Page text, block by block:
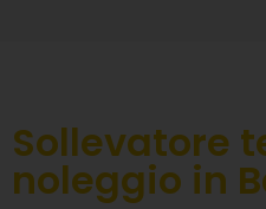
Sollevatore
noleggio in